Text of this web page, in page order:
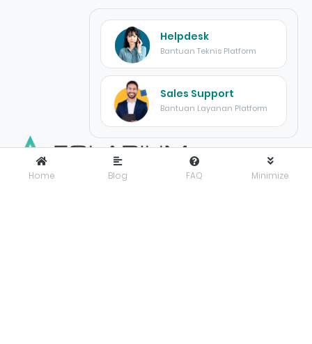
Home Blog FAQ Minimize
Helpdesk
Bantuan Teknis Platform
Sales Support
Bantuan Layanan Platform